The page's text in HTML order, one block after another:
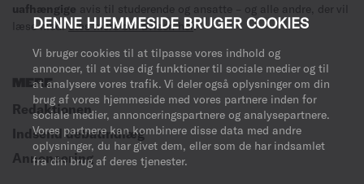
DENNE HJEMMESIDE BRUGER COOKIES
Vi bruger cookies til at tilpasse vores indhold og
annoncer, til at vise dig funktioner til sociale medier og til
at analysere vores trafik. Vi deler også oplysninger om din
brug af vores hjemmeside med vores partnere inden for
sociale medier, annonceringspartnere og analysepartnere.
Vores partnere kan kombinere disse data med andre
oplysninger, du har givet dem, eller som de har indsamlet
fra din brug af deres tjenester.
uafhængige avis til studerende og ansatte – og alle andre, der vil
læse med.Læs mere om avisen her.
MERE
Redaktionen
Indsend debatindlæg
Annoncering